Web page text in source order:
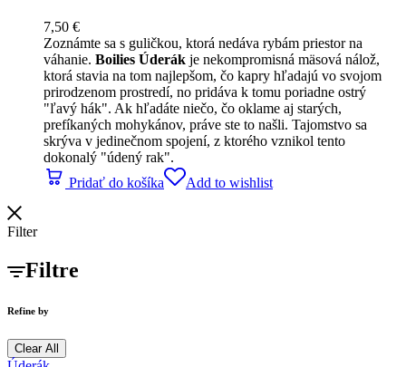
7,50 €
Zoznámte sa s guličkou, ktorá nedáva rybám priestor na
váhanie. Boilies Úderák je nekompromisná mäsová nálož,
ktorá stavia na tom najlepšom, čo kapry hľadajú vo svojom
prirodzenom prostredí, no pridáva k tomu poriadne ostrý
"ľavý hák". Ak hľadáte niečo, čo oklame aj starých,
prefíkaných mohykánov, práve ste to našli. Tajomstvo sa
skrýva v jedinečnom spojení, z ktorého vznikol tento
dokonalý "údený rak".
Pridať do košíka
Add to wishlist
Filter
Filtre
Refine by
Clear All